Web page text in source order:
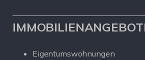
Eigentumswohnungen